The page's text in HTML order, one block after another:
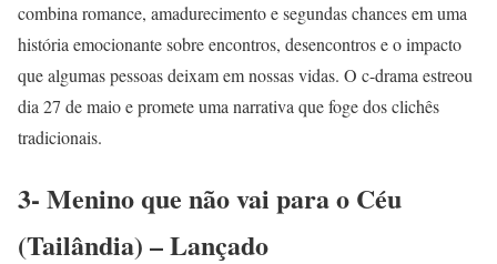
combina romance, amadurecimento e segundas chances em uma
história emocionante sobre encontros, desencontros e o impacto
que algumas pessoas deixam em nossas vidas. O c-drama estreou
dia 27 de maio e promete uma narrativa que foge dos clichês
tradicionais.
3- Menino que não vai para o Céu
(Tailândia) – Lançado